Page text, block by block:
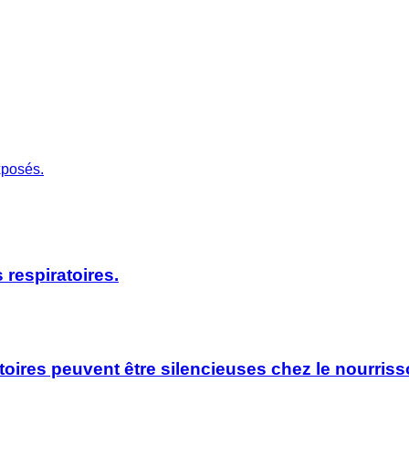
respiratoires.
peuvent être silencieuses chez le